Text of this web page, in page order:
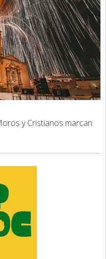
y Cristianos marcan